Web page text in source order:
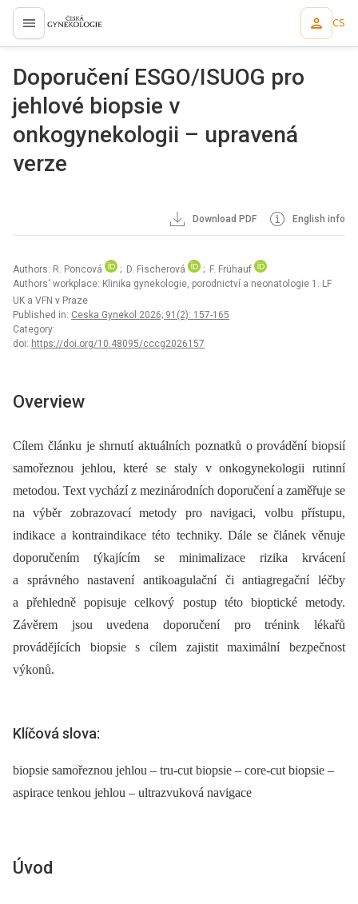
proLékaře.cz CS
Doporučení ESGO/ISUOG pro
jehlové biopsie v
onkogynekologii – upravená
verze
Download PDF English info
Authors: R. Poncová ; D. Fischerová
; F. Frühauf
Authors‘ workplace: Klinika gynekologie, porodnictví a neonatologie 1. LF
UK a VFN v Praze
Published in: Ceska Gynekol 2026; 91(2): 157-165
Category:
doi: https://doi.org/10.48095/cccg2026157
Overview
Cílem článku je shrnutí aktuálních poznatků o provádění biopsií
samořeznou jehlou, které se staly v onkogynekologii rutinní
metodou. Text vychází z mezinárodních doporučení a zaměřuje se
na výběr zobrazovací metody pro navigaci, volbu přístupu,
indikace a kontraindikace této techniky. Dále se článek věnuje
doporučením týkajícím se minimalizace rizika krvácení
a správného nastavení antikoagulační či antiagregační léčby
a přehledně popisuje celkový postup této bioptické metody.
Závěrem jsou uvedena doporučení pro trénink lékařů
provádějících biopsie s cílem zajistit maximální bezpečnost
výkonů.
Klíčová slova:
biopsie samořeznou jehlou – tru-cut biopsie – core-cut biopsie –
aspirace tenkou jehlou – ultrazvuková navigace
Úvod